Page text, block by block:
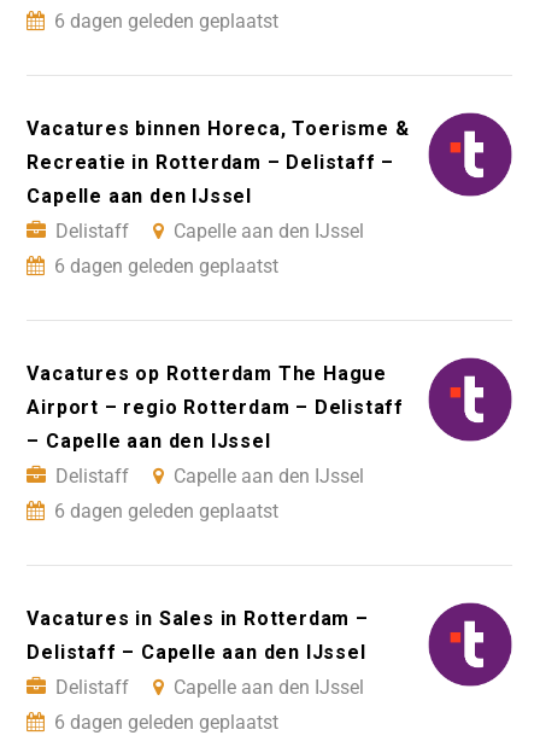
6 dagen geleden geplaatst
Vacatures binnen Horeca, Toerisme &
Recreatie in Rotterdam – Delistaff –
Capelle aan den IJssel
Delistaff
Capelle aan den IJssel
6 dagen geleden geplaatst
Vacatures op Rotterdam The Hague
Airport – regio Rotterdam – Delistaff
– Capelle aan den IJssel
Delistaff
Capelle aan den IJssel
6 dagen geleden geplaatst
Vacatures in Sales in Rotterdam –
Delistaff – Capelle aan den IJssel
Delistaff
Capelle aan den IJssel
6 dagen geleden geplaatst